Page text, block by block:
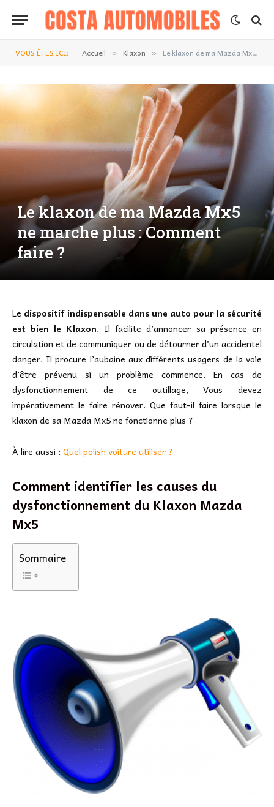
VOUS ÊTES ICI: Accueil » Klaxon » Le klaxon de ma Mazda Mx5 ne marche plus : Comment faire ?
Le klaxon de ma Mazda Mx5
ne marche plus : Comment
faire ?
Le dispositif indispensable dans une auto pour la sécurité
est bien le Klaxon. Il facilite d’annoncer sa présence en
circulation et de communiquer ou de détourner d’un accidentel
danger. Il procure l’aubaine aux différents usagers de la voie
d’être prévenu si un problème commence. En cas de
dysfonctionnement de ce outillage, Vous devez
impérativement le faire rénover. Que faut-il faire lorsque le
klaxon de sa Mazda Mx5 ne fonctionne plus ?
À lire aussi : Quel polish voiture utiliser ?
Comment identifier les causes du
dysfonctionnement du Klaxon Mazda
Mx5
Sommaire